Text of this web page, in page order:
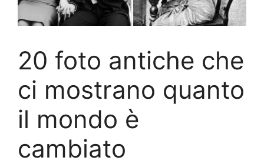
20 foto antiche che
ci mostrano quanto
il mondo è
cambiato